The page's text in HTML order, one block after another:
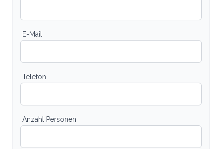
E-Mail
Telefon
Anzahl Personen